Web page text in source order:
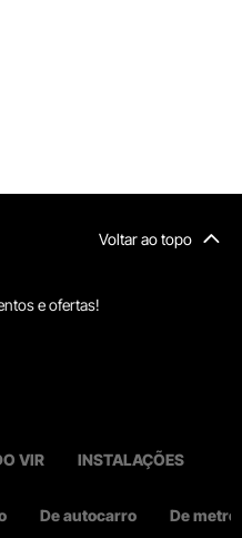
Voltar ao topo
e ofertas!
VIR INSTALAÇÕES
De autocarro De metro